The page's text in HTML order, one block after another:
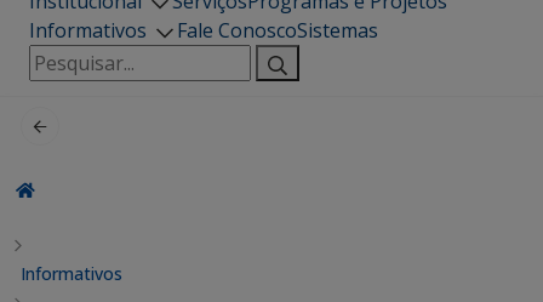
Informativos
Fale ConoscoSistemas
Pesquisar
por:
Informativos